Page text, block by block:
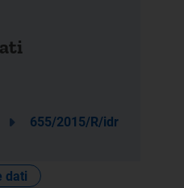
655/2015/R/idr
dati